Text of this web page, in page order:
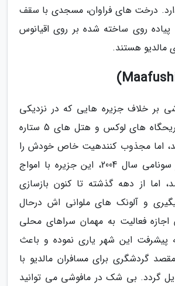
درخت های فراوان، مسجدی با سقف
روی ساخته شده بر روی اقیانوس
مالدیو هستند.
بر خلاف جزیره هایی که در نزدیکی
اش قرار دارند، تفریحگاه های لوکس و هتل های 5 ستاره
اما مجذوب کنندهیت خاص خودش را
دارد. متأسفانه در سونامی سال 2004، این جزیره با امواج
اما از دهه گذشته تا کنون بازسازی
و آلونک های ملوانی اش درحال
فعالیت به مهمان سراهای محلی
پیشرفت این شهر یاری نموده و باعث
گردشگری برای مسافران مالدیو با
گردد. بی شک در مافوشی می توانید